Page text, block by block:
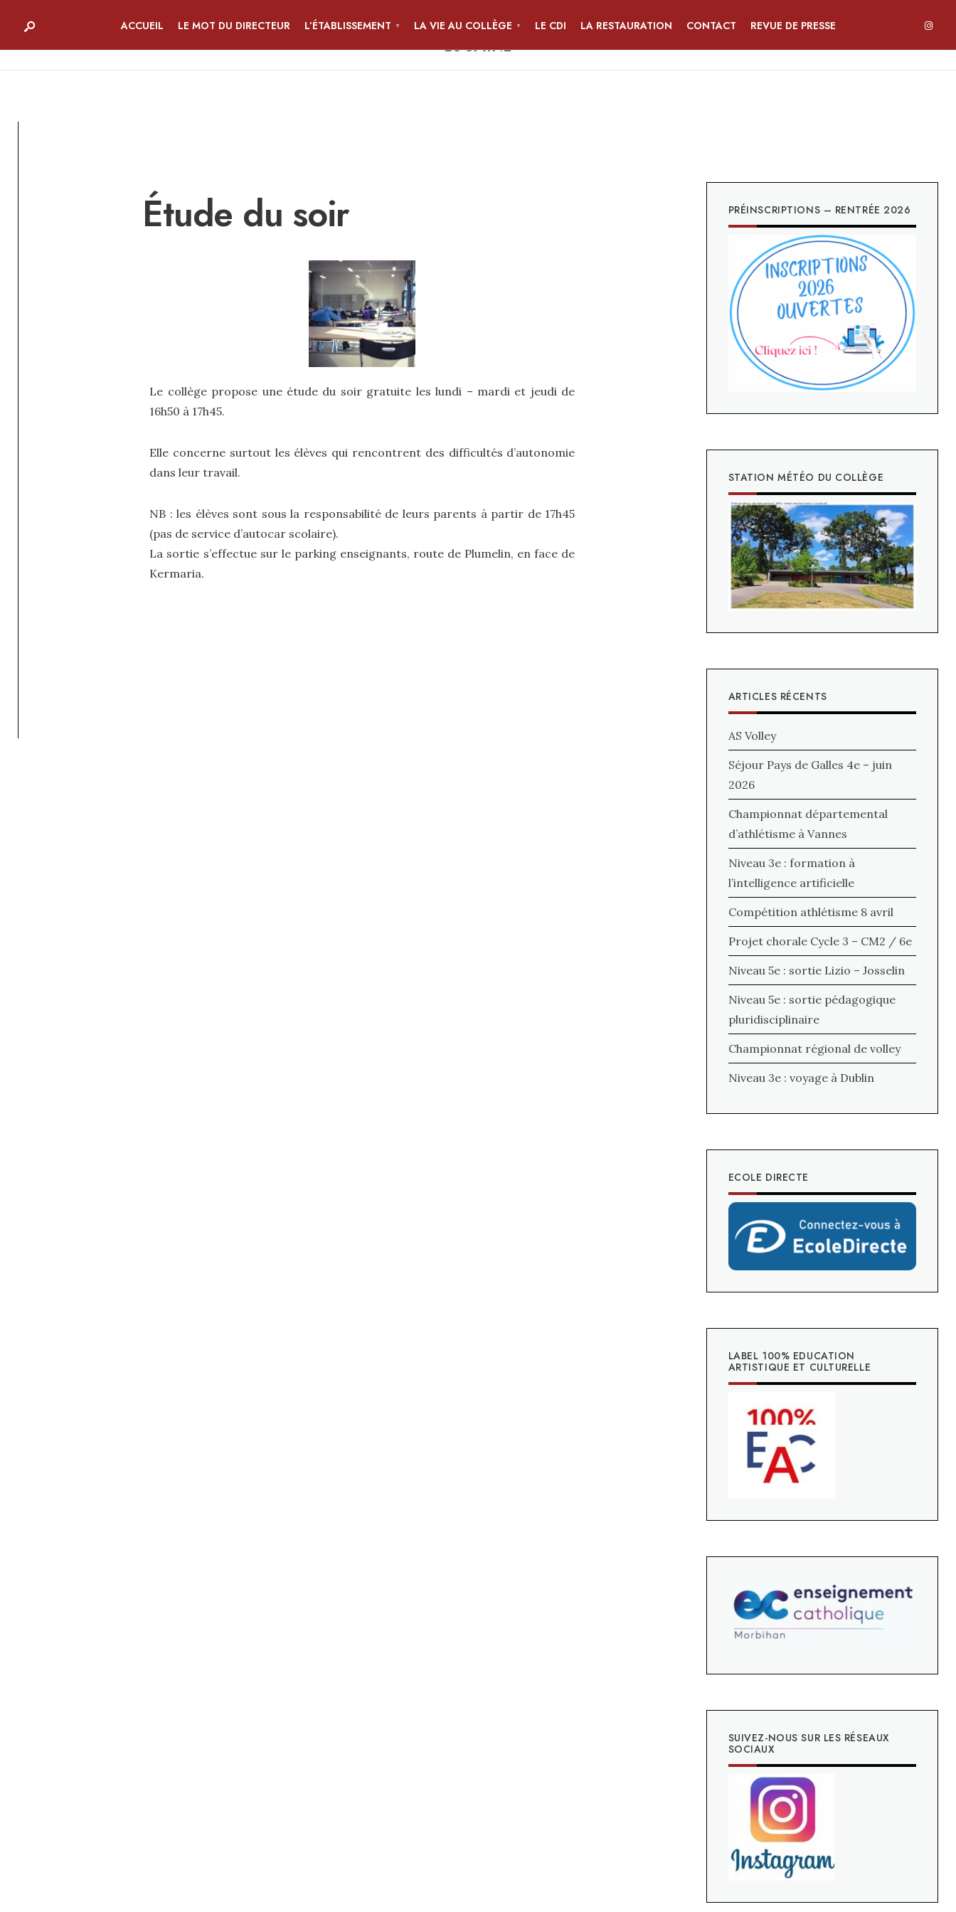
COLLÈGE JEAN-PIERRE CALLOC'H
LOCMINÉ
ACCUEIL LE MOT DU DIRECTEUR L’ÉTABLISSEMENT LA VIE AU COLLÈGE LE CDI LA RESTAURATION CONTACT REVUE DE PRESSE
Étude du soir
Le collège propose une étude du soir gratuite les lundi – mardi et jeudi de
16h50 à 17h45.
Elle concerne surtout les élèves qui rencontrent des difficultés d’autonomie
dans leur travail.
NB : les élèves sont sous la responsabilité de leurs parents à partir de 17h45
(pas de service d’autocar scolaire).
La sortie s’effectue sur le parking enseignants, route de Plumelin, en face de
Kermaria.
PRÉINSCRIPTIONS – RENTRÉE 2026
STATION MÉTÉO DU COLLÈGE
ARTICLES RÉCENTS
AS Volley
Séjour Pays de Galles 4e – juin
2026
Championnat départemental
d’athlétisme à Vannes
Niveau 3e : formation à
l’intelligence artificielle
Compétition athlétisme 8 avril
Projet chorale Cycle 3 – CM2 / 6e
Niveau 5e : sortie Lizio – Josselin
Niveau 5e : sortie pédagogique
pluridisciplinaire
Championnat régional de volley
Niveau 3e : voyage à Dublin
ECOLE DIRECTE
LABEL 100% EDUCATION
ARTISTIQUE ET CULTURELLE
SUIVEZ-NOUS SUR LES RÉSEAUX
SOCIAUX